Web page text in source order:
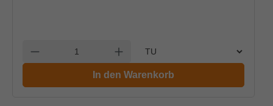
Anzahl verringern Anzahl erhöhen
In den Warenkorb